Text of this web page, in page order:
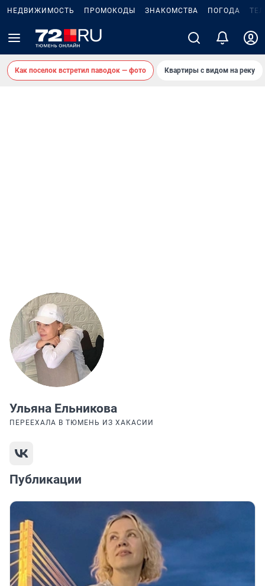
НЕДВИЖИМОСТЬ ПРОМОКОДЫ ЗНАКОМСТВА ПОГОДА
Как поселок встретил паводок — фото Квартиры с видом на реку
Ульяна Ельникова
ПЕРЕЕХАЛА В ТЮМЕНЬ ИЗ ХАКАСИИ
Публикации